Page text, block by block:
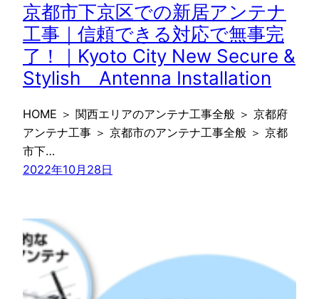
京都市下京区での新居アンテナ
工事｜信頼できる対応で無事完
了！｜Kyoto City New Secure &
Stylish Antenna Installation
HOME ＞ 関西エリアのアンテナ工事全般 ＞ 京都府
アンテナ工事 ＞ 京都市のアンテナ工事全般 ＞ 京都
市下…
2022年10月28日